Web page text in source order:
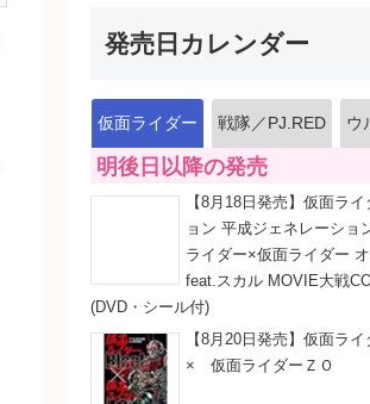
発売日カレンダー
仮面ライダー 戦隊／PJ.RED ウ
明後日以降の発売
【8月18日発売】仮面ラ
ョン 平成ジェネレーショ
ライダー×仮面ライダー
feat.スカル MOVIE大戦
(DVD・シール付)
【8月20日発売】仮面ラ
× 仮面ライダーＺＯ